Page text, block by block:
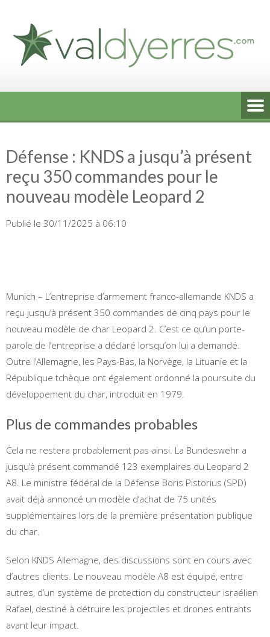
content
Défense : KNDS a jusqu’à présent
reçu 350 commandes pour le
nouveau modèle Leopard 2
Publié le 30/11/2025 à 06:10
Munich – L’entreprise d’armement franco-allemande KNDS a
reçu jusqu’à présent 350 commandes de cinq pays pour le
nouveau modèle de char Leopard 2. C’est ce qu’un porte-
parole de l’entreprise a déclaré lorsqu’on lui a demandé.
Outre l’Allemagne, les Pays-Bas, la Norvège, la Lituanie et la
République tchèque ont également ordonné la poursuite du
développement du char, introduit en 1979.
Plus de commandes probables
Cela ne restera probablement pas ainsi. La Bundeswehr a
jusqu’à présent commandé 123 exemplaires du Leopard 2
A8. Le ministre fédéral de la Défense Boris Pistorius (SPD)
avait déjà annoncé un modèle d’achat de 75 unités
supplémentaires lors de la première présentation publique
du char.
Selon KNDS Allemagne, des discussions sont en cours avec
d’autres clients. Le nouveau modèle A8 est équipé, entre
autres, d’un système de protection du constructeur israélien
Rafael, destiné à détruire les projectiles et drones entrants
avant leur impact.